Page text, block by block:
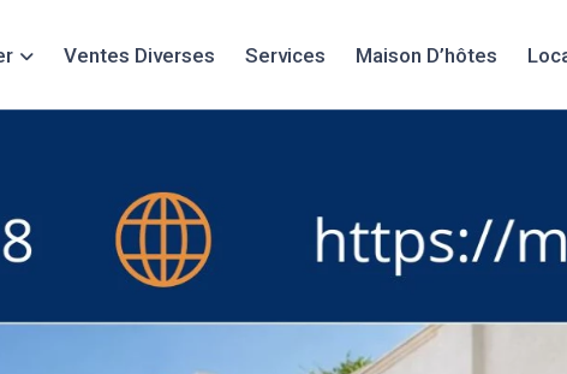
Ventes Diverses Services Maison D’hôtes